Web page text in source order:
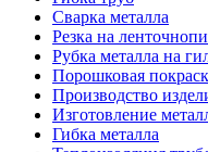
Сварка металла
Резка на
Рубка металла на
Порошковая
Производство
Изготовление
Гибка металла